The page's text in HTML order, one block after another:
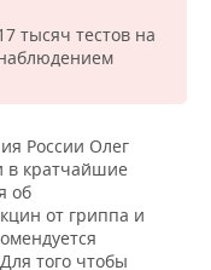
тысяч тестов на
России Олег
в кратчайшие
об
от гриппа и
того чтобы